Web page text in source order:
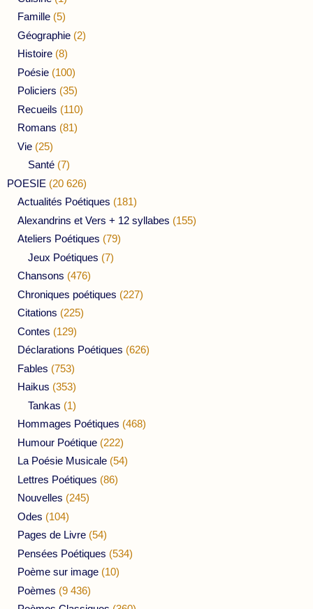
Famille (5)
Géographie (2)
Histoire (8)
Poésie (100)
Policiers (35)
Recueils (110)
Romans (81)
Vie (25)
Santé (7)
POESIE (20 626)
Actualités Poétiques (181)
Alexandrins et Vers + 12 syllabes (155)
Ateliers Poétiques (79)
Jeux Poétiques (7)
Chansons (476)
Chroniques poétiques (227)
Citations (225)
Contes (129)
Déclarations Poétiques (626)
Fables (753)
Haikus (353)
Tankas (1)
Hommages Poétiques (468)
Humour Poétique (222)
La Poésie Musicale (54)
Lettres Poétiques (86)
Nouvelles (245)
Odes (104)
Pages de Livre (54)
Pensées Poétiques (534)
Poème sur image (10)
Poèmes (9 436)